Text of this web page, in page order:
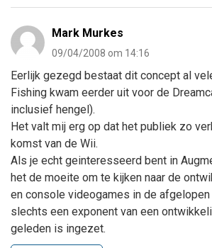
Mark Murkes
09/04/2008 om 14:16
Eerlijk gezegd bestaat dit concept al
Fishing kwam eerder uit voor de
inclusief hengel).
Het valt mij erg op dat het publiek zo
komst van de Wii.
Als je echt geinteresseerd bent in
het de moeite om te kijken naar de
en console videogames in de
slechts een exponent van een
geleden is ingezet.